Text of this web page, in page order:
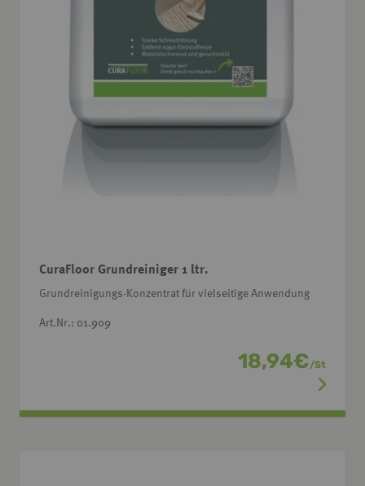
CuraFloor Grundreiniger 1 ltr.
Grundreinigungs-Konzentrat für vielseitige Anwendung
Art.Nr.: 01.909
18,94€/St